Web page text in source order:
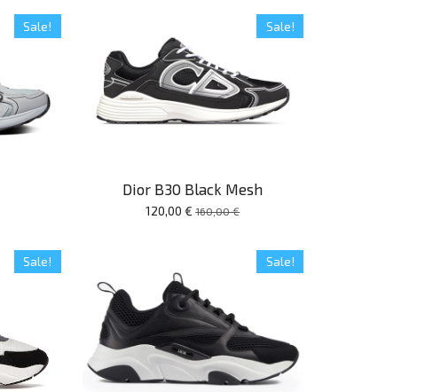
Sale! Sale!
Dior B30 Black Mesh
120,00 € 160,00 €
Sale! Sale!